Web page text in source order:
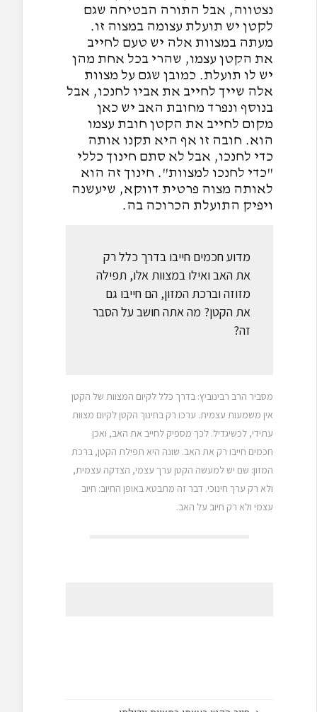
נצטווה, אבל התורה הבטיחה שגם
לקטן יש תועלת עצומה במצוה זו.
מעתה במצוות אלה יש טעם לחייב
את הקטן עצמו, שהרי בכל אחת מהן
יש לו תועלת. כמובן שגם על מצוות
אלה שייך לחייב את אביו לחנכו, אבל
בנוסף ונפרד מחובת האב יש כאן
מקום לחייב את הקטן חובת עצמו
הוא. חובה זו אף היא תקנו אותה
כדי לחנכו, אבל לא סתם חינוך כללי
"כדי לחנכו למצוות". חינוך זה הוא
לאותה מצוה פרטית דווקא, שיעשנה
ויפיק התועלת הכרוכה בה.
מדוע חכמים חייבו בדרך כלל רק
את האב ואילו במצוות אלו, תפילה
מזוזה וברכת המזון, הם חייבו גם
את הקטן? מה אתה חושב על הסבר
זה?
מסביר הרב רבינוביץ: בדרך כלל לקיום המצוות של הקטן
אין משמעות עצמית. ערכו רק בחינוך הקטן לקיום מצוות
עתידי, לכשיגדיל. לכך מספיק לחייב את האב, ואכן
חכמים חייבו רק את האב. שונה היא תפילת הקטן, ברכת
המזון: שם יש למעשה הקטן ערך עצמי, הצדקה עצמית,
ולא רק ערך חינוכי. דבר זה מתבטא באופן החיוב: חיוב
עצמי ולא רק חיוב על האב.